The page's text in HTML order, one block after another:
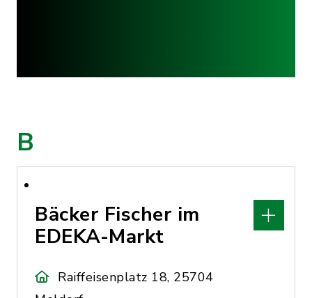
B
Bäcker Fischer im
EDEKA-Markt
Raiffeisenplatz 18, 25704